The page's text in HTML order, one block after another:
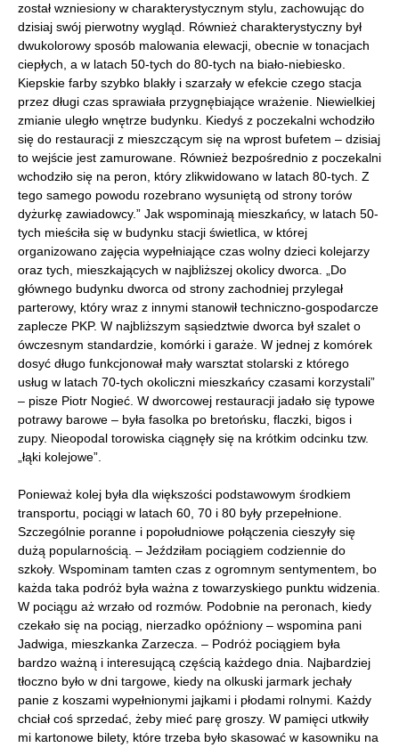
został wzniesiony w charakterystycznym stylu, zachowując do
dzisiaj swój pierwotny wygląd. Również charakterystyczny był
dwukolorowy sposób malowania elewacji, obecnie w tonacjach
ciepłych, a w latach 50-tych do 80-tych na biało-niebiesko.
Kiepskie farby szybko blakły i szarzały w efekcie czego stacja
przez długi czas sprawiała przygnębiające wrażenie. Niewielkiej
zmianie uległo wnętrze budynku. Kiedyś z poczekalni wchodziło
się do restauracji z mieszczącym się na wprost bufetem – dzisiaj
to wejście jest zamurowane. Również bezpośrednio z poczekalni
wchodziło się na peron, który zlikwidowano w latach 80-tych. Z
tego samego powodu rozebrano wysuniętą od strony torów
dyżurkę zawiadowcy.” Jak wspominają mieszkańcy, w latach 50-
tych mieściła się w budynku stacji świetlica, w której
organizowano zajęcia wypełniające czas wolny dzieci kolejarzy
oraz tych, mieszkających w najbliższej okolicy dworca. „Do
głównego budynku dworca od strony zachodniej przylegał
parterowy, który wraz z innymi stanowił techniczno-gospodarcze
zaplecze PKP. W najbliższym sąsiedztwie dworca był szalet o
ówczesnym standardzie, komórki i garaże. W jednej z komórek
dosyć długo funkcjonował mały warsztat stolarski z którego
usług w latach 70-tych okoliczni mieszkańcy czasami korzystali”
– pisze Piotr Nogieć. W dworcowej restauracji jadało się typowe
potrawy barowe – była fasolka po bretońsku, flaczki, bigos i
zupy. Nieopodal torowiska ciągnęły się na krótkim odcinku tzw.
„łąki kolejowe”.
Ponieważ kolej była dla większości podstawowym środkiem
transportu, pociągi w latach 60, 70 i 80 były przepełnione.
Szczególnie poranne i popołudniowe połączenia cieszyły się
dużą popularnością. – Jeździłam pociągiem codziennie do
szkoły. Wspominam tamten czas z ogromnym sentymentem, bo
każda taka podróż była ważna z towarzyskiego punktu widzenia.
W pociągu aż wrzało od rozmów. Podobnie na peronach, kiedy
czekało się na pociąg, nierzadko opóźniony – wspomina pani
Jadwiga, mieszkanka Zarzecza. – Podróż pociągiem była
bardzo ważną i interesującą częścią każdego dnia. Najbardziej
tłoczno było w dni targowe, kiedy na olkuski jarmark jechały
panie z koszami wypełnionymi jajkami i płodami rolnymi. Każdy
chciał coś sprzedać, żeby mieć parę groszy. W pamięci utkwiły
mi kartonowe bilety, które trzeba było skasować w kasowniku na